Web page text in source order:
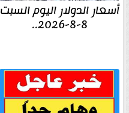
أسعار الدولار اليوم السبت
8-8-2026..